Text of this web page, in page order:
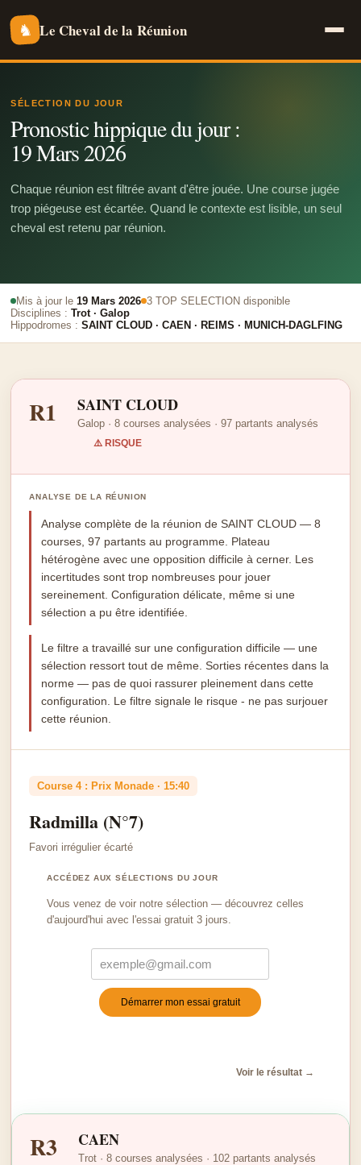
♞ Le Cheval de la Réunion
SÉLECTION DU JOUR
Pronostic hippique du jour :
19 Mars 2026
Chaque réunion est filtrée avant d'être jouée. Une course jugée
trop piégeuse est écartée. Quand le contexte est lisible, un seul
cheval est retenu par réunion.
Mis à jour le19 Mars 2026 3 TOP SELECTION disponible
Disciplines :Trot · Galop
Hippodromes :SAINT CLOUD · CAEN · REIMS · MUNICH-DAGLFING
R1 SAINT CLOUD
Galop · 8 courses analysées · 97 partants analysés
⚠️ RISQUE
ANALYSE DE LA RÉUNION
Analyse complète de la réunion de SAINT CLOUD — 8
courses, 97 partants au programme. Plateau
hétérogène avec une opposition difficile à cerner. Les
incertitudes sont trop nombreuses pour jouer
sereinement. Configuration délicate, même si une
sélection a pu être identifiée.
Le filtre a travaillé sur une configuration difficile — une
sélection ressort tout de même. Sorties récentes dans la
norme — pas de quoi rassurer pleinement dans cette
configuration. Le filtre signale le risque - ne pas surjouer
cette réunion.
Course 4 : Prix Monade · 15:40
Radmilla (N°7)
Favori irrégulier écarté
ACCÉDEZ AUX SÉLECTIONS DU JOUR
Vous venez de voir notre sélection — découvrez celles
d'aujourd'hui avec l'essai gratuit 3 jours.
Démarrer mon essai gratuit
Voir le résultat →
R3 CAEN
Trot · 8 courses analysées · 102 partants analysés